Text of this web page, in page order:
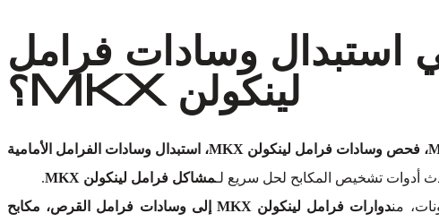
استبدال وسادات فرامل
لينكولن MKX؟
فحص فرامل لينكولن MKX، فحص وسادات فرامل لينكولن MKX، استبدال وسادات الفرامل الأمامية
أدوات تشخيص المكابح لحل سريع لـمشاكل فرامل لينكولن MKX
.
من
دوارات فرامل لينكولن MKX إلى وسادات فرامل القرص، مكابح